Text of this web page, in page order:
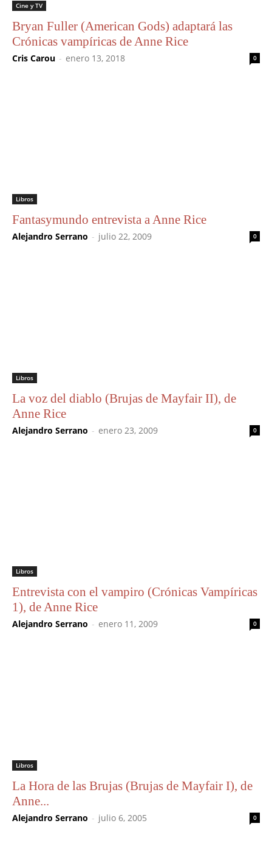
Cine y TV
Bryan Fuller (American Gods) adaptará las
Crónicas vampíricas de Anne Rice
Cris Carou - enero 13, 2018 0
Libros
Fantasymundo entrevista a Anne Rice
Alejandro Serrano - julio 22, 2009 0
Libros
La voz del diablo (Brujas de Mayfair II), de
Anne Rice
Alejandro Serrano - enero 23, 2009 0
Libros
Entrevista con el vampiro (Crónicas Vampíricas
1), de Anne Rice
Alejandro Serrano - enero 11, 2009 0
Libros
La Hora de las Brujas (Brujas de Mayfair I), de
Anne...
Alejandro Serrano - julio 6, 2005 0